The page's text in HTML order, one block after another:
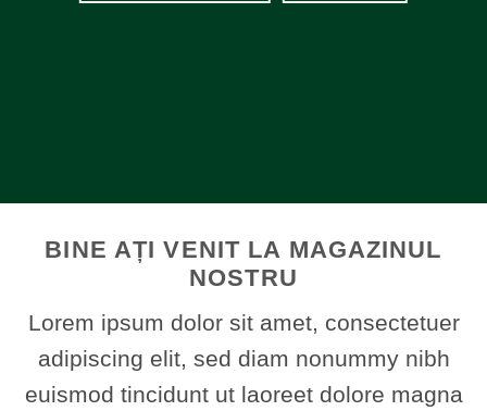
BINE AȚI VENIT LA MAGAZINUL
NOSTRU
Lorem ipsum dolor sit amet, consectetuer
adipiscing elit, sed diam nonummy nibh
euismod tincidunt ut laoreet dolore magna